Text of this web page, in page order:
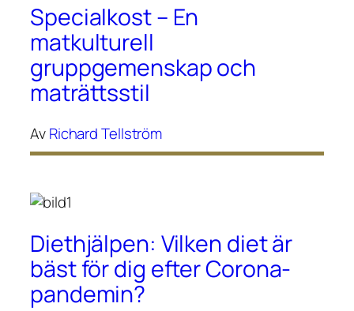
Specialkost – En
matkulturell
gruppgemenskap och
maträttsstil
AvRichard Tellström
Diethjälpen: Vilken diet är
bäst för dig efter Corona-
pandemin?